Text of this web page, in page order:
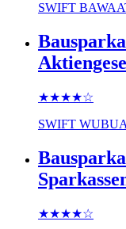
SWIFT
★★★★☆
SWIFT
★★★★☆